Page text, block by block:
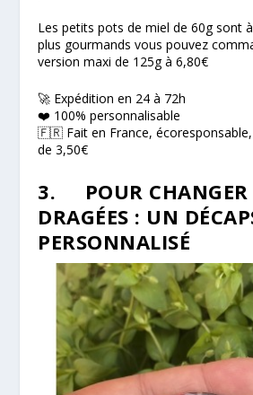
Les petits pots de miel de 60g sont
plus gourmands vous pouvez
version maxi de 125g à 6,80€
🚀 Expédition en 24 à 72h
❤️ 100% personnalisable
🇫🇷 Fait en France,
de 3,50€
3. POUR CHANGER
DRAGÉES : UN
PERSONNALISÉ